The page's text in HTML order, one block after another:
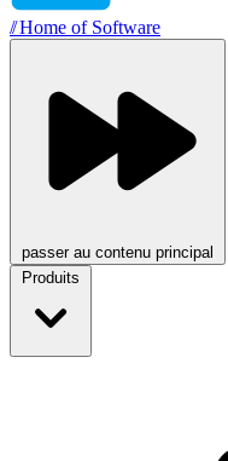
//Home of Software
passer au contenu principal
Produits